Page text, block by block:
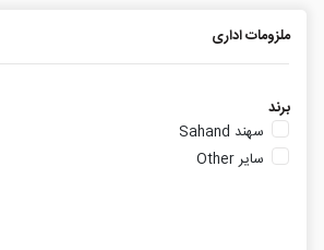
ملزومات اداری
برند
سهند Sahand
سایر Other